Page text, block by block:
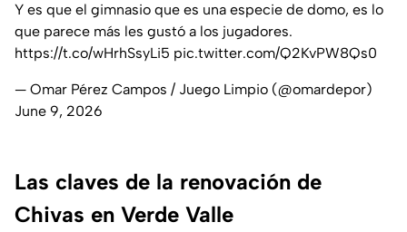
Y es que el gimnasio que es una especie de domo, es lo
que parece más les gustó a los jugadores.
https://t.co/wHrhSsyLi5 pic.twitter.com/Q2KvPW8Qs0
— Omar Pérez Campos / Juego Limpio (@omardepor)
June 9, 2026
Las claves de la renovación de
Chivas en Verde Valle